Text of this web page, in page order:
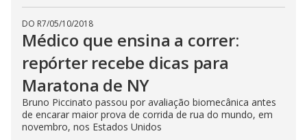
DO R7/05/10/2018
Médico que ensina a correr:
repórter recebe dicas para
Maratona de NY
Bruno Piccinato passou por avaliação biomecânica antes
de encarar maior prova de corrida de rua do mundo, em
novembro, nos Estados Unidos